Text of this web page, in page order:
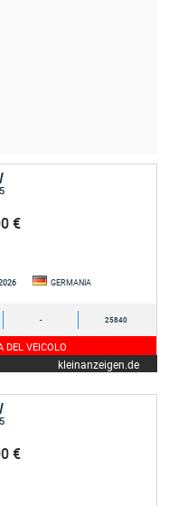
€
GERMANIA
- 25840
DEL VEICOLO
kleinanzeigen.de
€